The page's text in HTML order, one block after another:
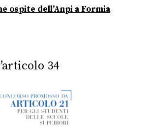
ospite dell’Anpi a Formia
34